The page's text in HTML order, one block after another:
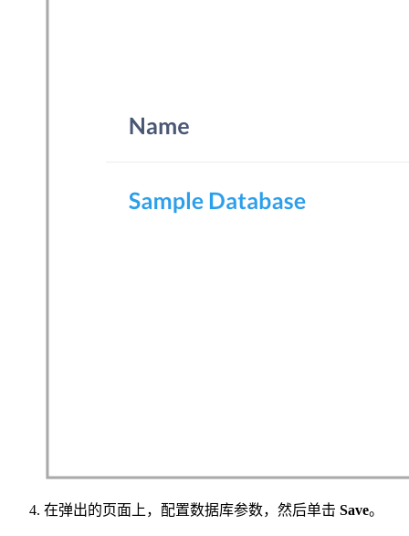
在弹出的页面上，配置数据库参数，然后单击 Save。